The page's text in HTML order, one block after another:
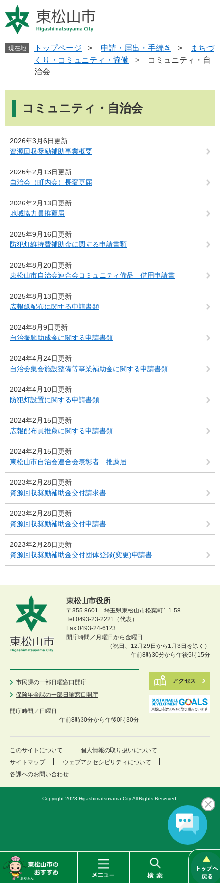
ー
ジ
ニ
ュ
松
現在地 トップページ > 申請・届出・手続き >
まちづ
くり・コミュニティ・協働
>
コミュニティ・自
治会
コミュニティ・自治会
2026年3月6日更新
資源回収奨励補助事業概要
2026年2月13日更新
自治会（町内会）長変更届
2026年2月13日更新
地域協力員推薦届
2025年9月16日更新
防犯灯維持費補助金に関する申請書類
2025年8月20日更新
東松山市自治会連合会コミュニティ備品 借用申請書
2025年8月13日更新
広報紙配布に関する申請書類
2024年8月9日更新
自治振興助成金に関する申請書類
2024年4月24日更新
自治会集会施設整備等事業補助金に関する申請書類
2024年4月10日更新
防犯灯設置に関する申請書類
2024年2月15日更新
広報配布員推薦に関する申請書類
2024年2月15日更新
東松山市自治会連合会表彰者 推薦届
2023年2月28日更新
資源回収奨励補助金交付請求書
2023年2月28日更新
資源回収奨励補助金交付申請書
2023年2月28日更新
資源回収奨励補助金交付団体登録(変更)申請書
東松山市役所
〒355-8601 埼玉県東松山市松葉町1-1-58
Tel:0493-23-2221（代表）
Fax:0493-24-6123
開庁時間／月曜日から金曜日
（祝日、12月29日から1月3日を除く）
午前8時30分から午後5時15分
市民課の一部日曜窓口開庁
保険年金課の一部日曜窓口開庁
開庁時間／ 日曜日
午前8時30分から午後0時30分
アクセス
このサイトについて
個人情報の取り扱いについて
サイトマップ
ウェブアクセシビリティについて
各課へのお問い合わせ
Copyright 2023 Higashimatsuyama City All Rights Reserved.